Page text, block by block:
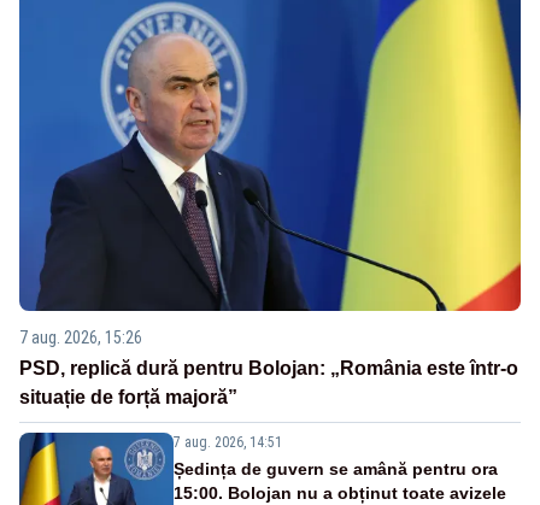
7 aug. 2026, 15:26
PSD, replică dură pentru Bolojan: „România este într-o
situație de forță majoră”
7 aug. 2026, 14:51
Ședința de guvern se amână pentru ora
15:00. Bolojan nu a obținut toate avizele